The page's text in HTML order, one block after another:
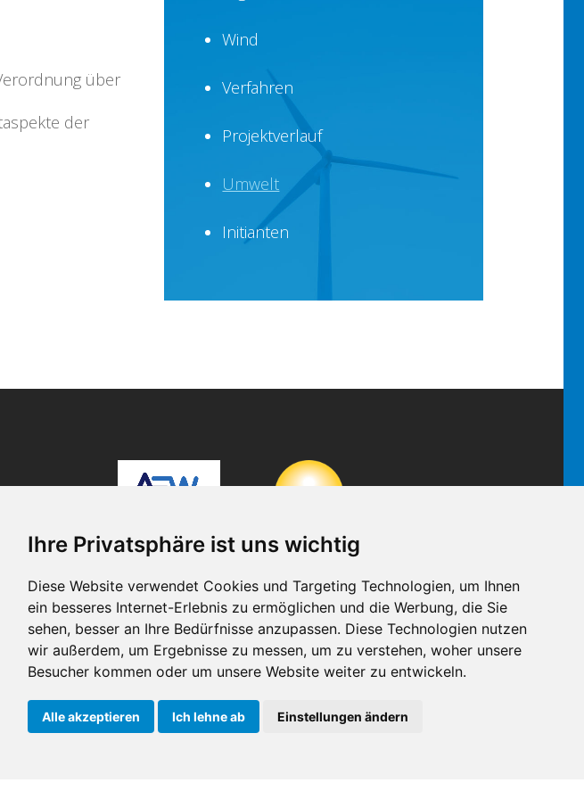
Ihre Privatsphäre ist uns wichtig
Diese Website verwendet Cookies und Targeting Technologien, um Ihnen
ein besseres Internet-Erlebnis zu ermöglichen und die Werbung, die Sie
sehen, besser an Ihre Bedürfnisse anzupassen. Diese Technologien nutzen
wir außerdem, um Ergebnisse zu messen, um zu verstehen, woher unsere
Besucher kommen oder um unsere Website weiter zu entwickeln.
Alle akzeptieren Ich lehne ab Einstellungen ändern
über
der
Wind
Verfahren
Projektverlauf
Umwelt
Initianten